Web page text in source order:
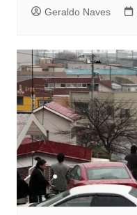
Geraldo Naves